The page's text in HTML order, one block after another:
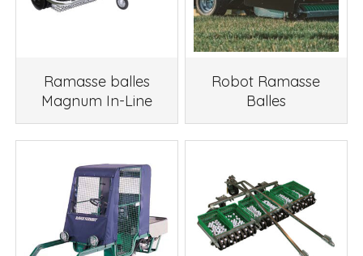
Ramasse balles
Magnum In-Line
Robot Ramasse
Balles